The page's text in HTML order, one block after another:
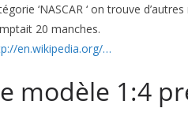
‘NASCAR ‘ on trouve
20 manches.
en.wikipedia.org/…
modèle 1:4